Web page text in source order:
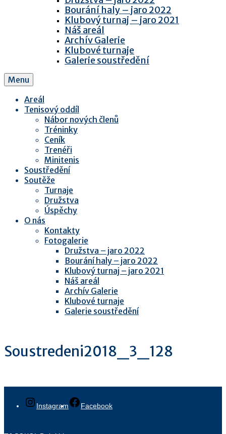
Bourání haly – jaro 2022
Klubový turnaj – jaro 2021
Náš areál
Archív Galerie
Klubové turnaje
Galerie soustředění
Menu
Areál
Tenisový oddíl
Nábor nových členů
Tréninky
Ceník
Trenéři
Minitenis
Soustředění
Soutěže
Turnaje
Družstva
Úspěchy
O nás
Kontakty
Fotogalerie
Družstva – jaro 2022
Bourání haly – jaro 2022
Klubový turnaj – jaro 2021
Náš areál
Archív Galerie
Klubové turnaje
Galerie soustředění
Soustredeni2018_3_128
Instagram Facebook